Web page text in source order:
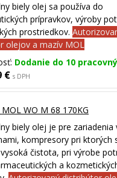
biely olej sa používa do
prípravkov, výroby
prostriedkov.
olejov a mazív MOL
Dodanie do 10
€ s DPH
WO M 68 170KG
biely olej je pre zariadenia
kompresory pri ktorých
čistota, pri výrobe
a